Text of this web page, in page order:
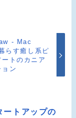
- Mac
らす癒し系ピ
トのカニア
ョン
トアップの